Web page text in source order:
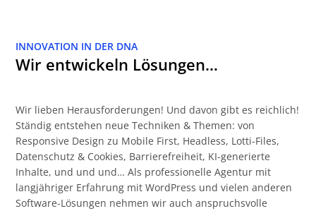
INNOVATION IN DER DNA
Wir entwickeln Lösungen…
Wir lieben Herausforderungen! Und davon gibt es reichlich!
Ständig entstehen neue Techniken & Themen: von
Responsive Design zu Mobile First, Headless, Lotti-Files,
Datenschutz & Cookies, Barrierefreiheit, KI-generierte
Inhalte, und und und… Als professionelle Agentur mit
langjähriger Erfahrung mit WordPress und vielen anderen
Software-Lösungen nehmen wir auch anspruchsvolle